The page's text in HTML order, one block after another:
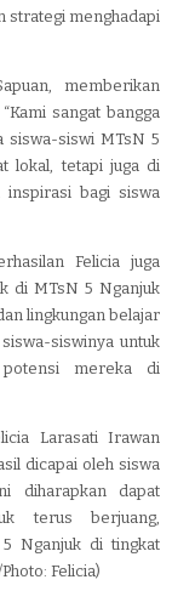
strategi menghadapi
memberikan
sangat bangga
siswa-siswi MTsN 5
lokal, tetapi juga di
inspirasi bagi siswa
Felicia juga
di MTsN 5 Nganjuk
lingkungan belajar
siswinya untuk
potensi mereka di
Larasati Irawan
dicapai oleh siswa
diharapkan dapat
terus berjuang,
Nganjuk di tingkat
Felicia)